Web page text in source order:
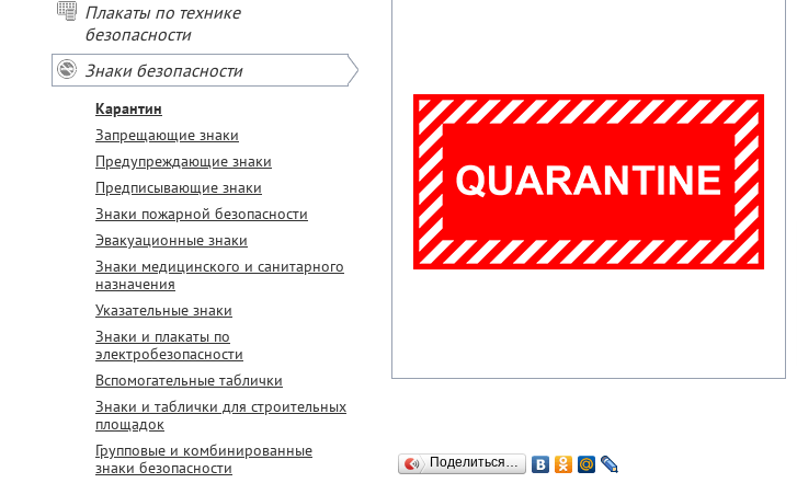
Плакаты по технике
безопасности
Знаки безопасности
Карантин
Запрещающие знаки
Предупреждающие знаки
Предписывающие знаки
Знаки пожарной безопасности
Эвакуационные знаки
Знаки медицинского и санитарного
назначения
Указательные знаки
Знаки и плакаты по
электробезопасности
Вспомогательные таблички
Знаки и таблички для строительных
площадок
Групповые и комбинированные
знаки безопасности
Поделиться…